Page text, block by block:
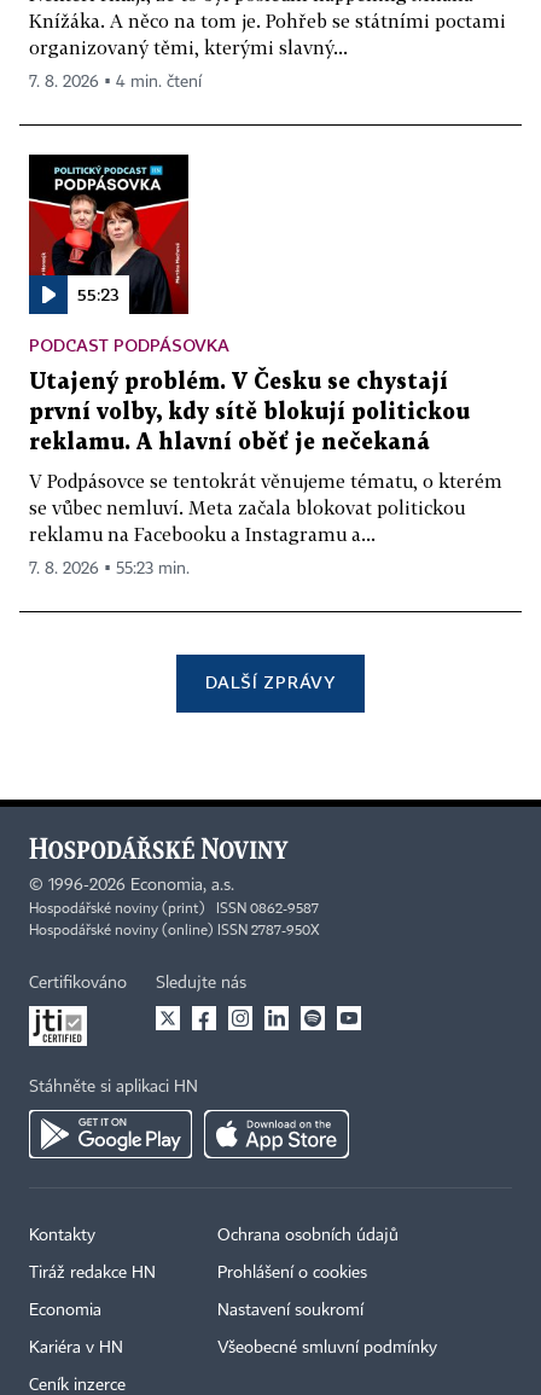
Knížáka. A něco na tom je. Pohřeb se státními poctami
organizovaný těmi, kterými slavný...
7. 8. 2026 ▪ 4 min. čtení
55:23
PODCAST PODPÁSOVKA
Utajený problém. V Česku se chystají
první volby, kdy sítě blokují politickou
reklamu. A hlavní oběť je nečekaná
V Podpásovce se tentokrát věnujeme tématu, o kterém
se vůbec nemluví. Meta začala blokovat politickou
reklamu na Facebooku a Instagramu a...
7. 8. 2026 ▪ 55:23 min.
DALŠÍ ZPRÁVY
© 1996-2026 Economia, a.s.
Hospodářské noviny (print) ISSN 0862-9587
Hospodářské noviny (online) ISSN 2787-950X
Certifikováno Sledujte nás
Stáhněte si aplikaci HN
Kontakty
Tiráž redakce HN
Economia
Kariéra v HN
Ceník inzerce
Ochrana osobních údajů
Prohlášení o cookies
Nastavení soukromí
Všeobecné smluvní podmínky